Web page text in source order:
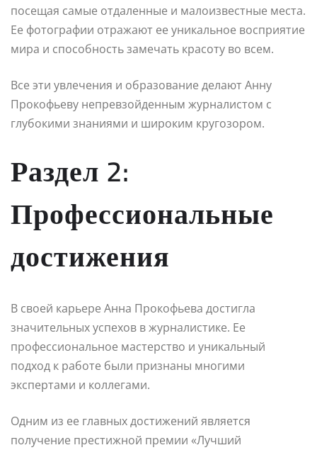
посещая самые отдаленные и малоизвестные места.
Ее фотографии отражают ее уникальное восприятие
мира и способность замечать красоту во всем.
Все эти увлечения и образование делают Анну
Прокофьеву непревзойденным журналистом с
глубокими знаниями и широким кругозором.
Раздел 2:
Профессиональные
достижения
В своей карьере Анна Прокофьева достигла
значительных успехов в журналистике. Ее
профессиональное мастерство и уникальный
подход к работе были признаны многими
экспертами и коллегами.
Одним из ее главных достижений является
получение престижной премии «Лучший